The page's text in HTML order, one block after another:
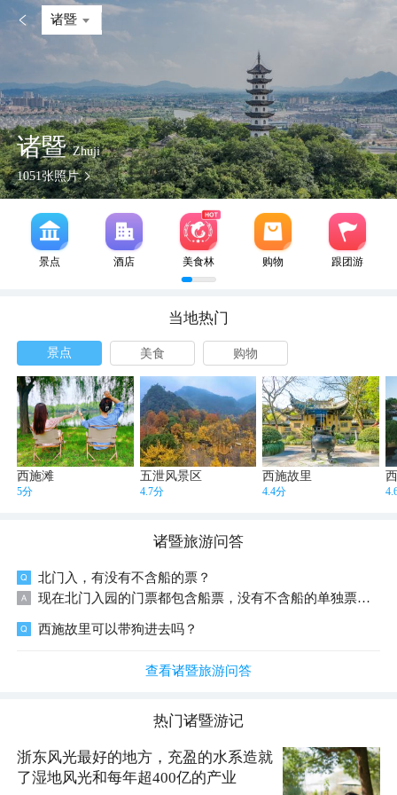
 诸暨
诸暨Zhuji
1051张照片
景点 酒店 美食林 购物 跟团游
当地热门
景点 美食 购物
西施滩
5分
五泄风景区
4.7分
西施故里
4.4分
诸暨旅游问答
北门入，有没有不含船的票？
现在北门入园的门票都包含船票，没有不含船的单独票。成人票60元起，儿童和老人等免票人群要另付20元船费。
西施故里可以带狗进去吗？
查看诸暨旅游问答
热门诸暨游记
浙东风光最好的地方，充盈的水系造就
了湿地风光和每年超400亿的产业